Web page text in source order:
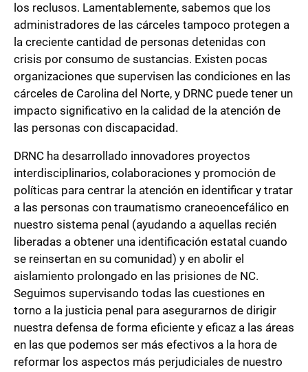
los reclusos. Lamentablemente, sabemos que los
administradores de las cárceles tampoco protegen a
la creciente cantidad de personas detenidas con
crisis por consumo de sustancias. Existen pocas
organizaciones que supervisen las condiciones en las
cárceles de Carolina del Norte, y DRNC puede tener un
impacto significativo en la calidad de la atención de
las personas con discapacidad.
DRNC ha desarrollado innovadores proyectos
interdisciplinarios, colaboraciones y promoción de
políticas para centrar la atención en identificar y tratar
a las personas con traumatismo craneoencefálico en
nuestro sistema penal (ayudando a aquellas recién
liberadas a obtener una identificación estatal cuando
se reinsertan en su comunidad) y en abolir el
aislamiento prolongado en las prisiones de NC.
Seguimos supervisando todas las cuestiones en
torno a la justicia penal para asegurarnos de dirigir
nuestra defensa de forma eficiente y eficaz a las áreas
en las que podemos ser más efectivos a la hora de
reformar los aspectos más perjudiciales de nuestro